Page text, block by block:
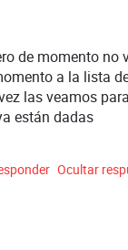
de momento no
a la lista
las veamos
están dadas
Ocultar